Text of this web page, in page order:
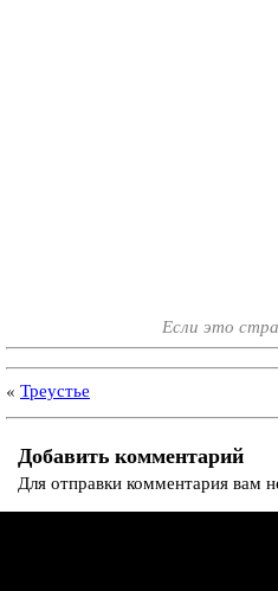
Если это
« Треустье
Добавить комментарий
Для отправки комментария вам